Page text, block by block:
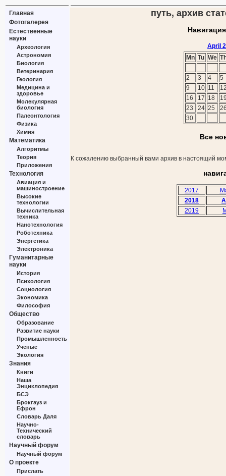
Главная
Фотогалерея
Естественные
науки
Археология
Астрономия
Биология
Ветеринария
Геология
Медицина и
здоровье
Молекулярная
биология
Палеонтология
Физика
Химия
Математика
Алгоритмы
Теория
Приложения
Технология
Авиация и
машиностроение
Высокие
технологии
Вычислительная
техника
Нанотехнология
Роботехника
Энергетика
Электроника
Гуманитарные
науки
История
Психология
Социология
Экономика
Философия
Общество
Образование
Развитие науки
Промышленность
Ученые
Экология
Знания
Книги
Наша
Энциклопедия
БСЭ
Брокгауз и
Ефрон
Словарь Даля
Научно-
Технический
словарь
Научный форум
Научный форум
О проекте
Прислать
путь, архив
April
Mn Tu We
2 3 4
5
9
10 11
16
17 18
23
24 25
30
Все
К сожалению выбранный вами архив в настоящий
2017
2018
2019